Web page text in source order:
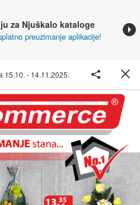
za Njuškalo kataloge
preuzimanje aplikacije!
15.10. - 14.11.2025.